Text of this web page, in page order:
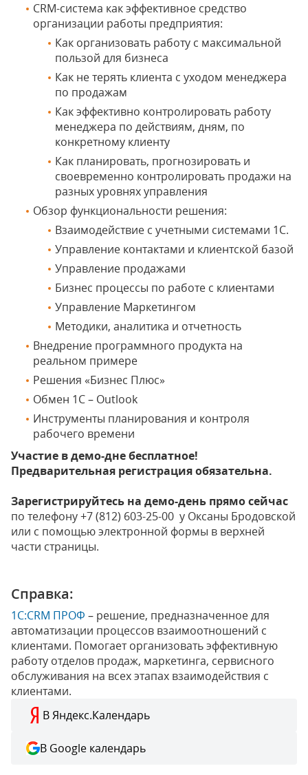
CRM-система как эффективное средство
организации работы предприятия:
Как организовать работу с максимальной
пользой для бизнеса
Как не терять клиента с уходом менеджера
по продажам
Как эффективно контролировать работу
менеджера по действиям, дням, по
конкретному клиенту
Как планировать, прогнозировать и
своевременно контролировать продажи на
разных уровнях управления
Обзор функциональности решения:
Взаимодействие с учетными системами 1С.
Управление контактами и клиентской базой
Управление продажами
Бизнес процессы по работе с клиентами
Управление Маркетингом
Методики, аналитика и отчетность
Внедрение программного продукта на
реальном примере
Решения «Бизнес Плюс»
Обмен 1С – Outlook
Инструменты планирования и контроля
рабочего времени
Участие в демо-дне бесплатное!
Предварительная регистрация обязательна.
Зарегистрируйтесь на демо-день прямо сейчас
по телефону +7 (812) 603-25-00 у Оксаны Бродовской
или с помощью электронной формы в верхней
части страницы.
Справка:
1С:CRM ПРОФ – решение, предназначенное для
автоматизации процессов взаимоотношений с
клиентами. Помогает организовать эффективную
работу отделов продаж, маркетинга, сервисного
обслуживания на всех этапах взаимодействия с
клиентами.
В Яндекс.Календарь
В Google календарь